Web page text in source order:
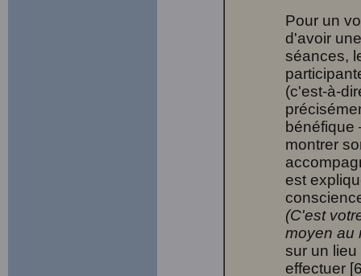
Pour un
d'avoir
séances,
(c'est-à-
montrer
est
(C'est
moyen au
sur un
effectuer